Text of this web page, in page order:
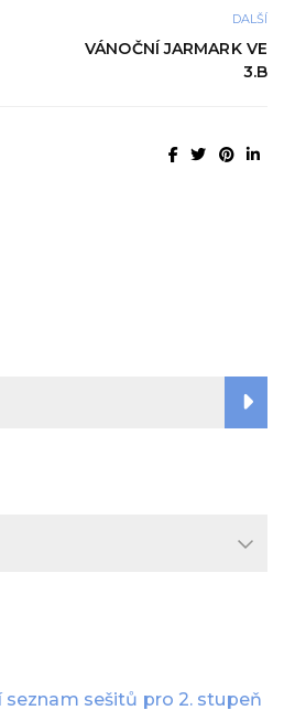
DALŠÍ
VÁNOČNÍ JARMARK VE
3.B
seznam sešitů pro 2. stupeň